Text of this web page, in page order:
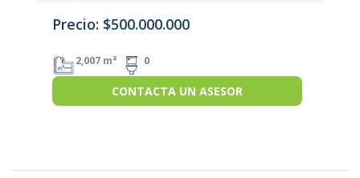
Precio: $500.000.000
2,007 m² 0
CONTACTA UN ASESOR